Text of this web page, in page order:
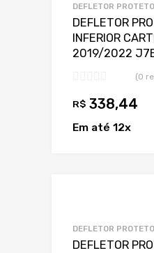
DEFLETOR
DEFLETOR
INFERIOR
2019/2022
(0
R$ 338,44
Em até 12x
DEFLETOR
DEFLETOR